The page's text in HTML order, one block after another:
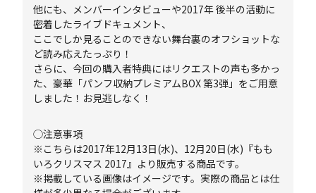
他にも、メンバーインタビューや2017年 後半の活動に
密着したライブドキュメント、
ここでしか見ることのできない舞台裏のオフショットな
ど読み応えたっぷり！
さらに、今回の購入者特典にはリクエストの声も多かっ
た、豪華「パンフ収納プレミアムBOX 第3弾」をご用意
しました！お見逃しなく！
◯注意事項
※こちらは2017年12月13日(水)、12月20日(水)『もも
いろクリスマス 2017』より販売する商品です。
※掲載している画像はイメージです。実際の商品とは仕